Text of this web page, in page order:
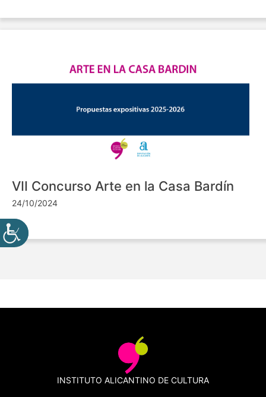
VII Concurso Arte en la Casa Bardín
24/10/2024
INSTITUTO ALICANTINO DE CULTURA